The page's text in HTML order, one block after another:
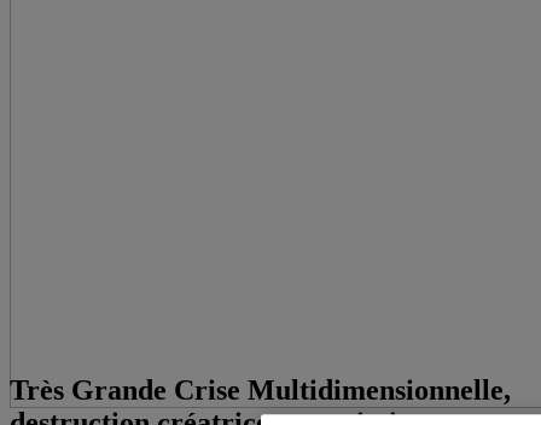
Très Grande Crise Multidimensionnelle,